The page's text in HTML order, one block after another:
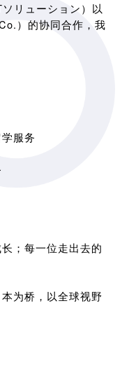
リューション）以
）的协同合作，我
服务
；每一位走出去的
为桥，以全球视野